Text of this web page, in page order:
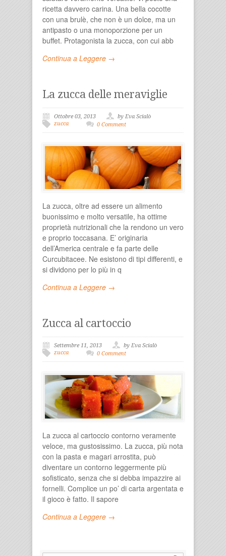
ricetta davvero carina. Una bella cocotte
con una brulè, che non è un dolce, ma un
antipasto o una monoporzione per un
buffet. Protagonista la zucca, con cui abb
Continua a Leggere →
La zucca delle meraviglie
Ottobre 03, 2013
by Eva Scialò
zucca
0 Comment
La zucca, oltre ad essere un alimento
buonissimo e molto versatile, ha ottime
proprietà nutrizionali che la rendono un vero
e proprio toccasana. E’ originaria
dell’America centrale e fa parte delle
Curcubitacee. Ne esistono di tipi differenti, e
si dividono per lo più in q
Continua a Leggere →
Zucca al cartoccio
Settembre 11, 2013
by Eva Scialò
zucca
0 Comment
La zucca al cartoccio contorno veramente
veloce, ma gustosissimo. La zucca, più nota
con la pasta e magari arrostita, può
diventare un contorno leggermente più
sofisticato, senza che si debba impazzire ai
fornelli. Complice un po’ di carta argentata e
il gioco è fatto. Il sapore
Continua a Leggere →